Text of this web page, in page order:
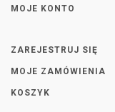
MOJE KONTO
ZAREJESTRUJ SIĘ
MOJE ZAMÓWIENIA
KOSZYK